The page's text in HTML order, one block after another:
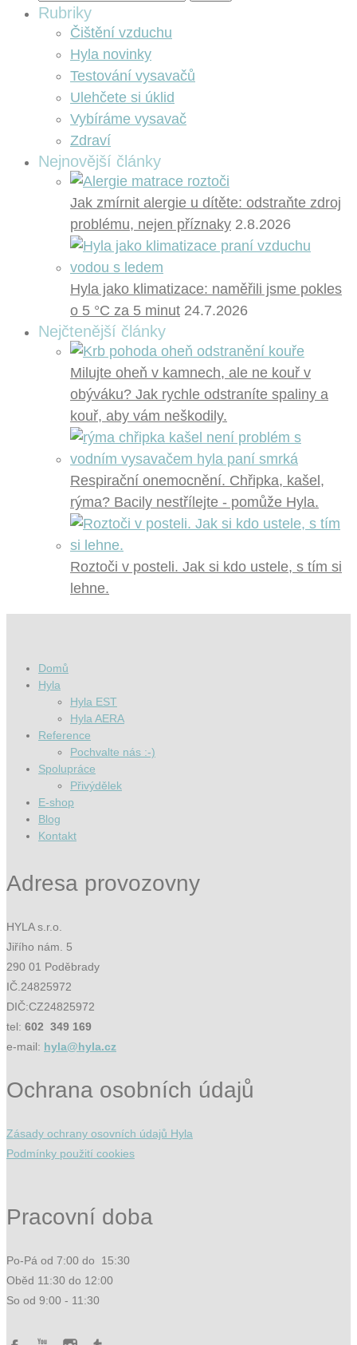
Rubriky
Čištění vzduchu
Hyla novinky
Testování vysavačů
Ulehčete si úklid
Vybíráme vysavač
Zdraví
Nejnovější články
Jak zmírnit alergie u dítěte: odstraňte zdroj
problému, nejen příznaky 2.8.2026
Hyla jako klimatizace: naměřili jsme pokles
o 5 °C za 5 minut 24.7.2026
Nejčtenější články
Milujte oheň v kamnech, ale ne kouř v
obýváku? Jak rychle odstraníte spaliny a
kouř, aby vám neškodily.
Respirační onemocnění. Chřipka, kašel,
rýma? Bacily nestřílejte - pomůže Hyla.
Roztoči v posteli. Jak si kdo ustele, s tím si
lehne.
Domů
Hyla
Hyla EST
Hyla AERA
Reference
Pochvalte nás :-)
Spolupráce
Přivýdělek
E-shop
Blog
Kontakt
Adresa provozovny
HYLA s.r.o.
Jiřího nám. 5
290 01 Poděbrady
IČ.24825972
DIČ:CZ24825972
tel: 602 349 169
e-mail: hyla@hyla.cz
Ochrana osobních údajů
Zásady ochrany osovních údajů Hyla
Podmínky použití cookies
Pracovní doba
Po-Pá od 7:00 do 15:30
Oběd 11:30 do 12:00
So od 9:00 - 11:30